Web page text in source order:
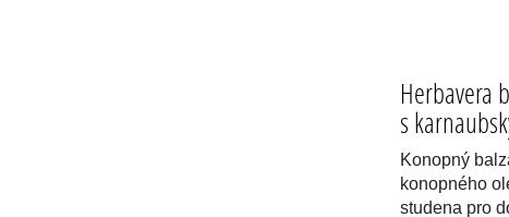
Herbavera
s
Konopný
konopného
studena pro